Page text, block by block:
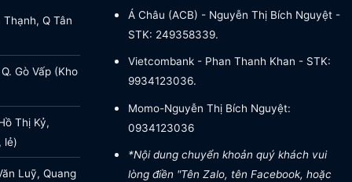
Thạnh, Q Tân
Gò Vấp (Kho
Thị Kỷ,
lẻ)
Luỹ, Quang
Á Châu (ACB) - Nguyễn Thị Bích Nguyệt -
STK: 249358339.
Vietcombank - Phan Thanh Khan - STK:
9934123036.
Momo-Nguyễn Thị Bích Nguyệt:
0934123036
*Nội dung chuyển khoản quý khách vui
lòng điền "Tên Zalo, tên Facebook, hoặc